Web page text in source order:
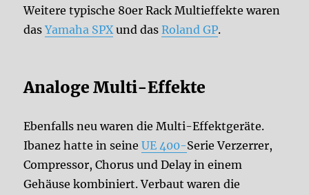
Weitere typische 80er Rack Multieffekte waren
dasYamaha SPX und dasRoland GP.
Analoge Multi-Effekte
Ebenfalls neu waren die Multi-Effektgeräte.
Ibanez hatte in seineUE 400-Serie Verzerrer,
Compressor, Chorus und Delay in einem
Gehäuse kombiniert. Verbaut waren die